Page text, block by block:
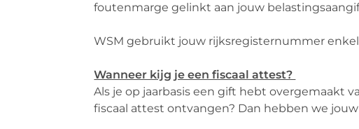
foutenmarge gelinkt aan jouw
WSM gebruikt jouw rijksregisternummer
Wanneer kijg je een fiscaal attest?
Als je op jaarbasis een gift hebt overgemaakt
fiscaal attest ontvangen? Dan hebben we